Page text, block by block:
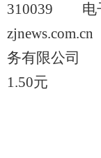
310039 电
务有限公司
1.50元